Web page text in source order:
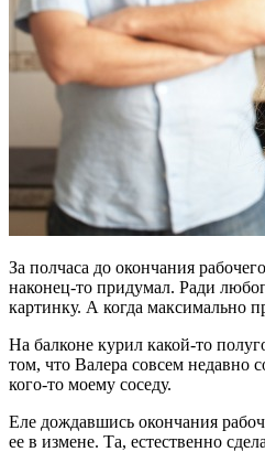
За полчаса до окончания
наконец-то придумал. Ради
картинку. А когда максимально
На балконе курил какой-то
том, что Валера совсем недавно
кого-то моему соседу.
Еле дождавшись окончания
ее в измене. Та, естественно